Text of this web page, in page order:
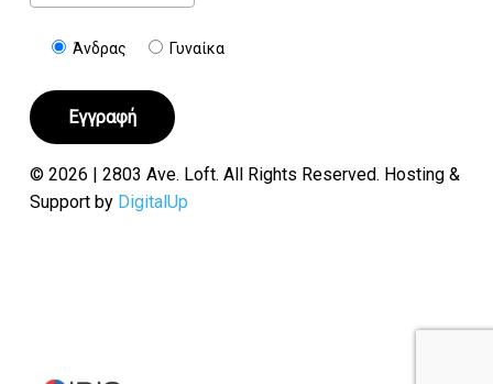
Άνδρας Γυναίκα
© 2026 | 2803 Ave. Loft. All Rights Reserved. Hosting &
Support by DigitalUp